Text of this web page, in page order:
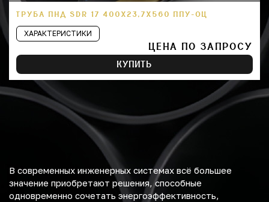
ТРУБА ПНД SDR 17 400Х23,7Х560 ППУ-ОЦ
ХАРАКТЕРИСТИКИ
ЦЕНА ПО ЗАПРОСУ
КУПИТЬ
В современных инженерных системах всё большее
значение приобретают решения, способные
одновременно сочетать энергоэффективность,